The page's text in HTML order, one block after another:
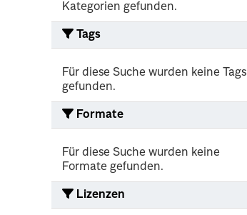
Kategorien gefunden.
Tags
Für diese Suche wurden keine Tags
gefunden.
Formate
Für diese Suche wurden keine
Formate gefunden.
Lizenzen